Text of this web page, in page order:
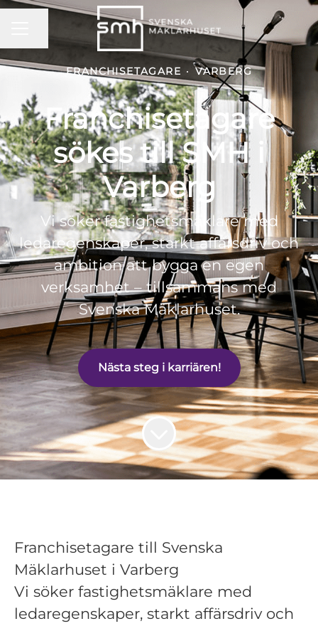
FRANCHISETAGARE · VARBERG
Franchisetagare
sökes till SMH i
Varberg
Vi söker fastighetsmäklare med
ledaregenskaper, starkt affärsdriv och
ambition att bygga en egen
verksamhet – tillsammans med
Svenska Mäklarhuset.
Nästa steg i karriären!
Franchisetagare till Svenska
Mäklarhuset i Varberg
Vi söker fastighetsmäklare med
ledaregenskaper, starkt affärsdriv och